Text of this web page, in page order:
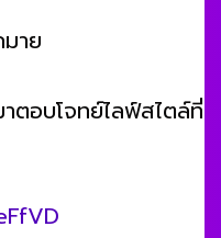
าย
ตอบโจทย์ไลฟ์สไตล์ที่